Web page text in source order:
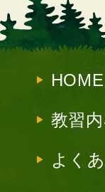
HOME
教習
よく